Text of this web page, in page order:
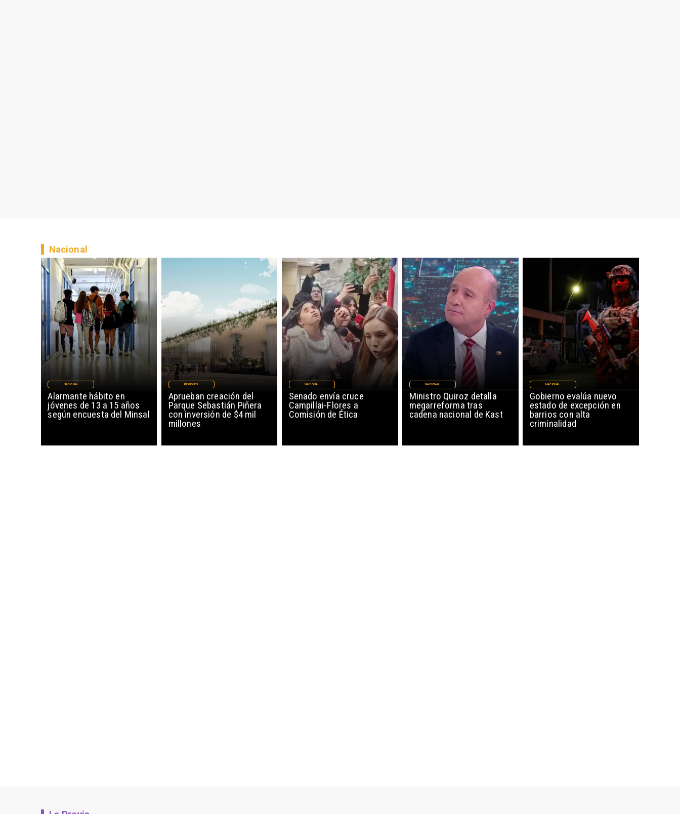
Alarmante hábito en
jóvenes de 13 a 15 años
según encuesta del Minsal
NACIONAL
Aprueban creación del
Parque Sebastián Piñera
con inversión de $4 mil
millones
REGIONES
Senado envía cruce
Campillai-Flores a
Comisión de Ética
NACIONAL
Ministro Quiroz detalla
megarreforma tras
cadena nacional de Kast
NACIONAL
Gobierno evalúa nuevo
estado de excepción en
barrios con alta
criminalidad
NACIONAL
Nacional